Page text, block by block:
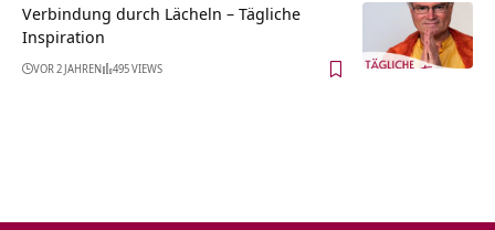
Verbindung durch Lächeln – Tägliche
Inspiration
VOR 2 JAHREN 495 VIEWS